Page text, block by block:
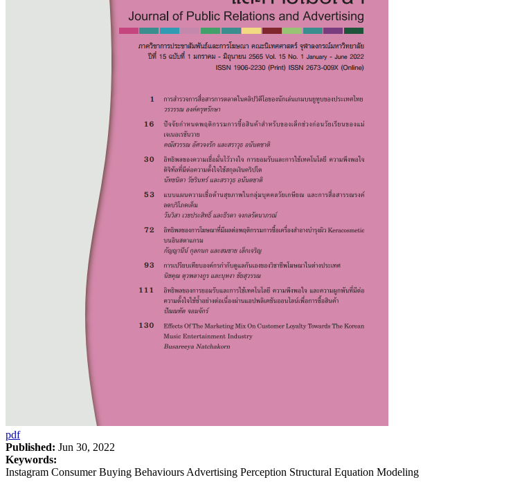
pdf
Published: Jun 30, 2022
Keywords:
Instagram Consumer Buying Behaviours Advertising Perception Structural Equation Modeling